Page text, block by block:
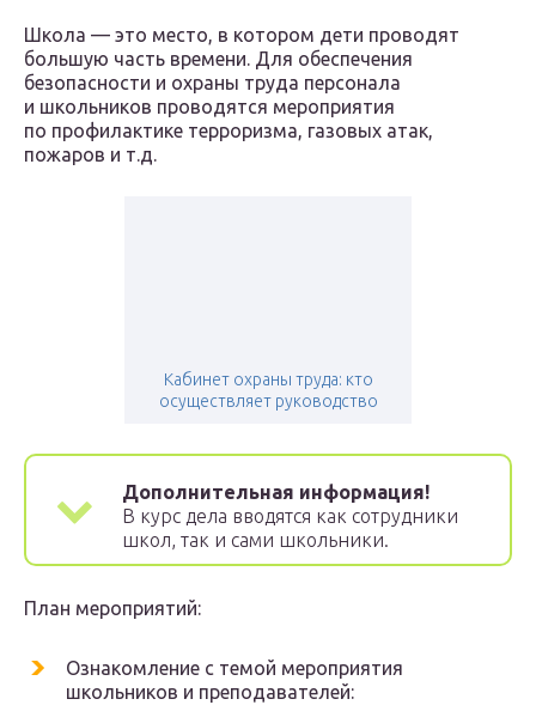
Школа — это место, в котором дети проводят
большую часть времени. Для обеспечения
безопасности и охраны труда персонала
и школьников проводятся мероприятия
по профилактике терроризма, газовых атак,
пожаров и т.д.
Кабинет охраны труда: кто
осуществляет руководство
Дополнительная информация!
В курс дела вводятся как сотрудники
школ, так и сами школьники.
План мероприятий:
Ознакомление с темой мероприятия
школьников и преподавателей: